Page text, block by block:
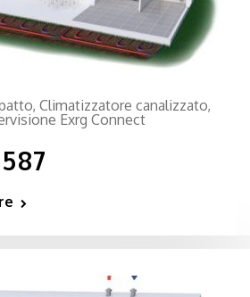
, Climatizzatore canalizzato,
Exrg Connect